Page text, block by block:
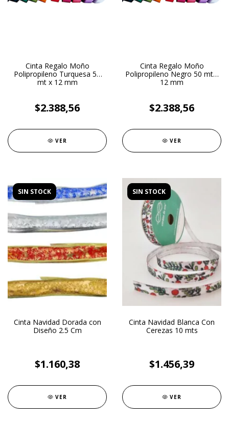
Cinta Regalo Moño
Polipropileno Turquesa 50
mt x 12 mm
$2.388,56
VER
Cinta Regalo Moño
Polipropileno Negro 50 mt x
12 mm
$2.388,56
VER
SIN STOCK
Cinta Navidad Dorada con
Diseño 2.5 Cm
$1.160,38
VER
SIN STOCK
Cinta Navidad Blanca Con
Cerezas 10 mts
$1.456,39
VER